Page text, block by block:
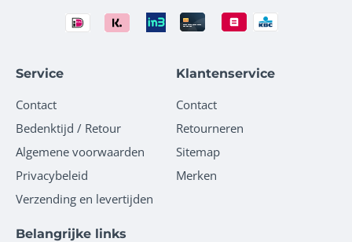
Service
Contact
Bedenktijd / Retour
Algemene voorwaarden
Privacybeleid
Verzending en levertijden
Klantenservice
Contact
Retourneren
Sitemap
Merken
Belangrijke links